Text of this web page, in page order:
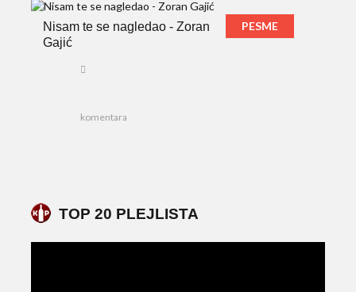
Nisam te se nagledao - Zoran
Gajić
PESME
komentara
TOP 20 PLEJLISTA